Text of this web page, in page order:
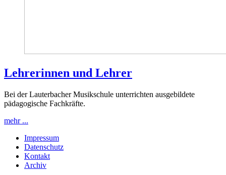
Lehrerinnen und Lehrer
Bei der Lauterbacher Musikschule unterrichten ausgebildete
pädagogische Fachkräfte.
mehr ...
Impressum
Datenschutz
Kontakt
Archiv